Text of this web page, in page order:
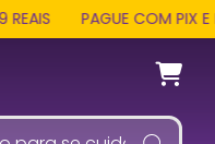
PAGUE COM PIX E